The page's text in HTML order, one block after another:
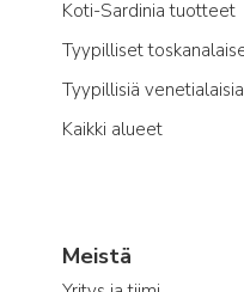
Koti-Sardinia tuotteet
Tyypilliset
Tyypillisiä
Kaikki alueet
Meistä